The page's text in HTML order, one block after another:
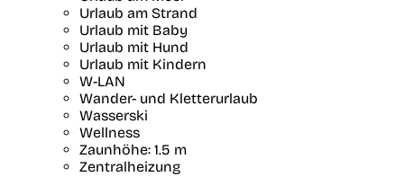
Urlaub am Strand
Urlaub mit Baby
Urlaub mit Hund
Urlaub mit Kindern
W-LAN
Wander- und Kletterurlaub
Wasserski
Wellness
Zaunhöhe: 1.5 m
Zentralheizung